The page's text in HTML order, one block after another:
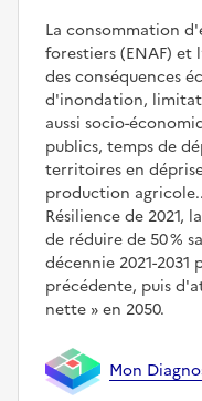
La consommation
forestiers (ENAF) et
des conséquences
d'inondation,
aussi socio-
publics, temps de
territoires en
production
Résilience de 2021,
de réduire de 50 %
décennie 2021-
précédente, puis
nette
en 2050.
Mon